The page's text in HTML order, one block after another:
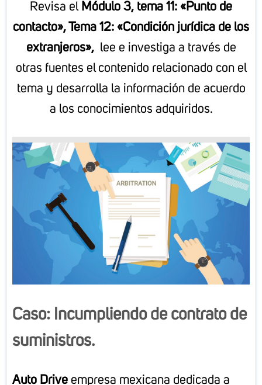
Revisa el Módulo 3, tema 11: «Punto de
contacto»,Tema 12: «Condición jurídica de los
extranjeros», lee e investiga a través de
otras fuentes el contenido relacionado con el
tema y desarrolla la información de acuerdo
a los conocimientos adquiridos.
Caso: Incumpliendo de contrato de
suministros.
Auto Drive empresa mexicana dedicada a